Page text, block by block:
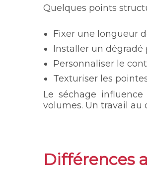
Quelques points
Fixer une longueur
Installer un dégradé
Personnaliser le
Texturiser les
Le séchage
volumes. Un travail
Différences